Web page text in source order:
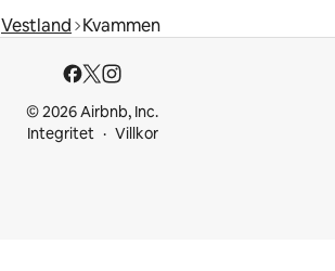
Vestland Kvammen
© 2026 Airbnb, Inc.
Integritet
Villkor